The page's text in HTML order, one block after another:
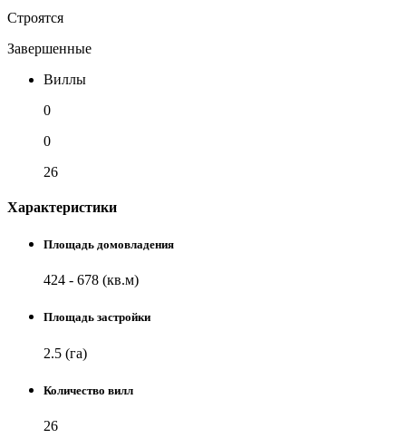
Строятся
Завершенные
Виллы
0
0
26
Характеристики
Площадь домовладения
424 - 678 (кв.м)
Площадь застройки
2.5 (га)
Количество вилл
26